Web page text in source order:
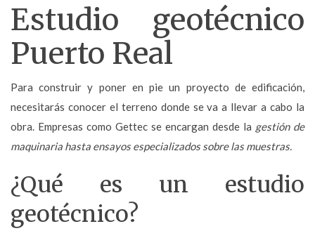
Estudio geotécnico
Puerto Real
Para construir y poner en pie un proyecto de edificación,
necesitarás conocer el terreno donde se va a llevar a cabo la
obra. Empresas como Gettec se encargan desde la gestión de
maquinaria hasta ensayos especializados sobre las muestras.
¿Qué es un estudio
geotécnico?